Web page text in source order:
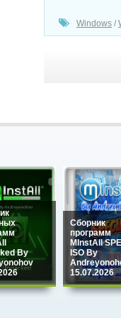
Windows /
By
Сборник
программ
MInstAll
ISO By
15.07.2026